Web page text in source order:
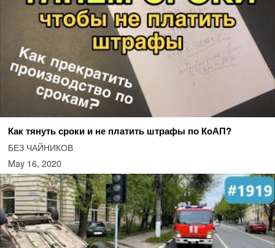
Как тянуть сроки и не платить штрафы по КоАП?
БЕЗ ЧАЙНИКОВ
May 16, 2020